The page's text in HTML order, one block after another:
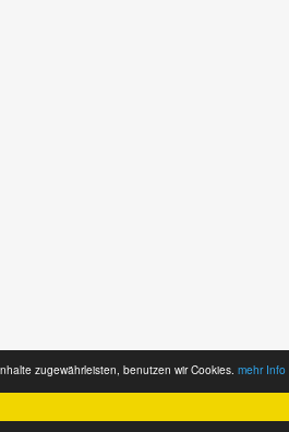
zugewährleisten, benutzen wir Cookies. mehr Info